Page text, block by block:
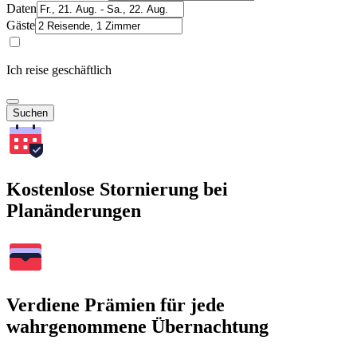
Daten
Gäste
Ich reise geschäftlich
Suchen
Kostenlose Stornierung bei
Planänderungen
Verdiene Prämien für jede
wahrgenommene Übernachtung